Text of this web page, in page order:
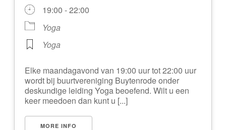
19:00 - 22:00
Yoga
Yoga
Elke maandagavond van 19:00 uur tot 22:00 uur
wordt bij buurtvereniging Buytenrode onder
deskundige leiding Yoga beoefend. Wilt u een
keer meedoen dan kunt u [...]
MORE INFO